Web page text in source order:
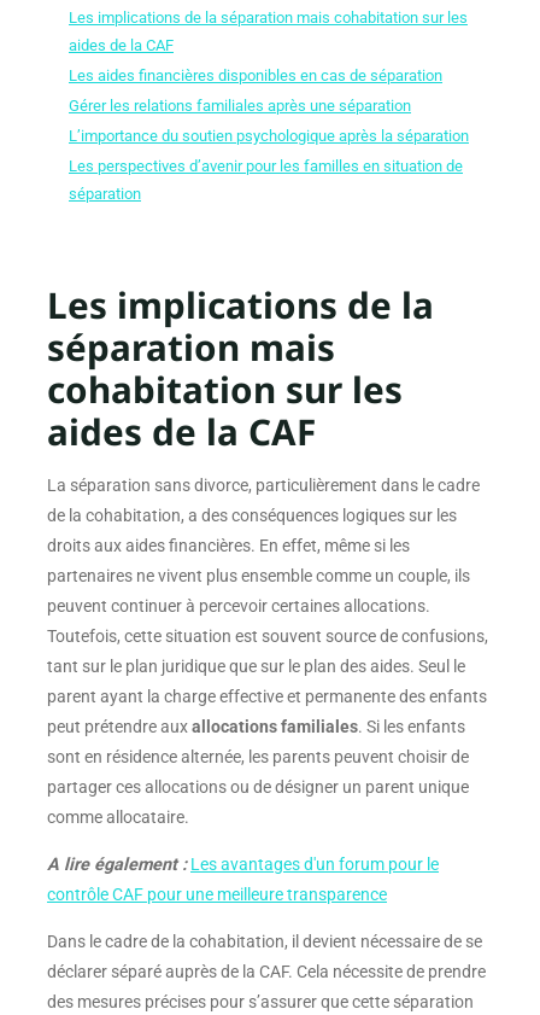
Les implications de la séparation mais cohabitation sur les
aides de la CAF
Les aides financières disponibles en cas de séparation
Gérer les relations familiales après une séparation
L’importance du soutien psychologique après la séparation
Les perspectives d’avenir pour les familles en situation de
séparation
Les implications de la
séparation mais
cohabitation sur les
aides de la CAF
La séparation sans divorce, particulièrement dans le cadre
de la cohabitation, a des conséquences logiques sur les
droits aux aides financières. En effet, même si les
partenaires ne vivent plus ensemble comme un couple, ils
peuvent continuer à percevoir certaines allocations.
Toutefois, cette situation est souvent source de confusions,
tant sur le plan juridique que sur le plan des aides. Seul le
parent ayant la charge effective et permanente des enfants
peut prétendre auxallocations familiales. Si les enfants
sont en résidence alternée, les parents peuvent choisir de
partager ces allocations ou de désigner un parent unique
comme allocataire.
A lire également : Les avantages d'un forum pour le
contrôle CAF pour une meilleure transparence
Dans le cadre de la cohabitation, il devient nécessaire de se
déclarer séparé auprès de la CAF. Cela nécessite de prendre
des mesures précises pour s’assurer que cette séparation